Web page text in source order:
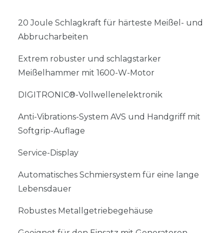
20 Joule Schlagkraft für härteste Meißel- und
Abbrucharbeiten
Extrem robuster und schlagstarker
Meißelhammer mit 1600-W-Motor
DIGITRONIC®-Vollwellenelektronik
Anti-Vibrations-System AVS und Handgriff mit
Softgrip-Auflage
Service-Display
Automatisches Schmiersystem für eine lange
Lebensdauer
Robustes Metallgetriebegehäuse